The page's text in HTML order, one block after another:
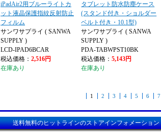
iPadAir2用ブルーライトカ
ット液晶保護指紋反射防止
フィルム
サンワサプライ ( SANWA
SUPPLY )
LCD-IPAD6BCAR
税込価格： 2,516円
在庫あり
タブレット防水防塵ケース
(スタンド付き・ショルダー
ベルト付き・10.1型)
サンワサプライ ( SANWA
SUPPLY )
PDA-TABWPST10BK
税込価格：5,143円
在庫あり
1 2 3 4 5 6 7
送料無料のヒットラインのストアインフォメーション